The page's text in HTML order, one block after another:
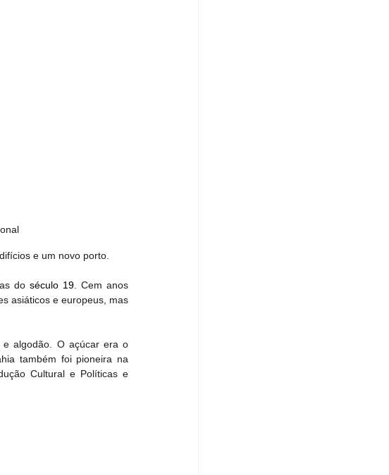
e um novo porto.
do século 19 . Cem anos
asiáticos e europeus, mas
algodão. O açúcar era o
também foi pioneira na
Cultural e Políticas e